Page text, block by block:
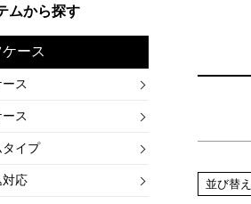
ムから探す
ース
ス
ス
タイプ
対応 並び替え